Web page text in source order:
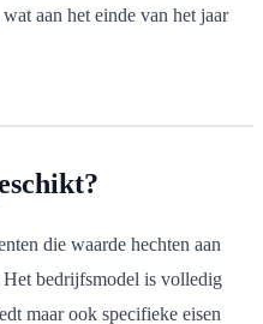
aan het einde van het jaar
die waarde hechten aan
bedrijfsmodel is volledig
maar ook specifieke eisen